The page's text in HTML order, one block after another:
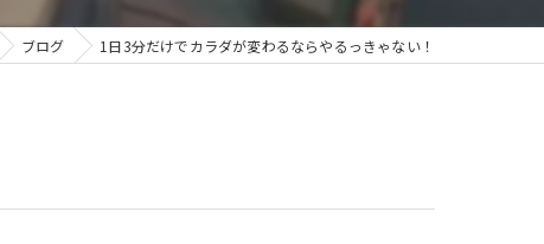
ブログ 1日3分だけでカラダが変わるならやるっきゃない！